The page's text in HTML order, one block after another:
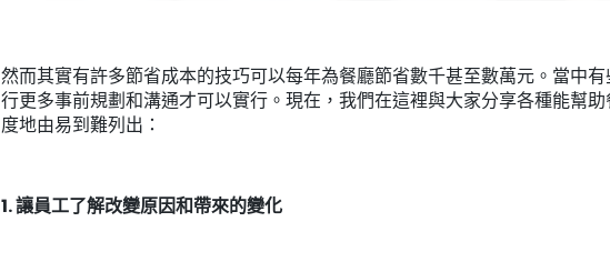
然而其實有許多節省成本的技巧可以每年為餐廳節省數千甚至數萬元。當中
行更多事前規劃和溝通才可以實行。現在，我們在這裡與大家分享各種能幫
度地由易到難列出：
1. 讓員工了解改變原因和帶來的變化